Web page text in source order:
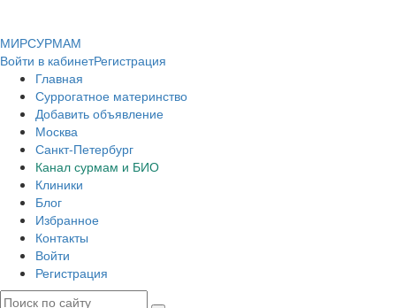
МИРСУРМАМ
Войти в кабинетРегистрация
Главная
Суррогатное материнство
Добавить объявление
Москва
Санкт-Петербург
Канал сурмам и БИО
Клиники
Блог
Избранное
Контакты
Войти
Регистрация